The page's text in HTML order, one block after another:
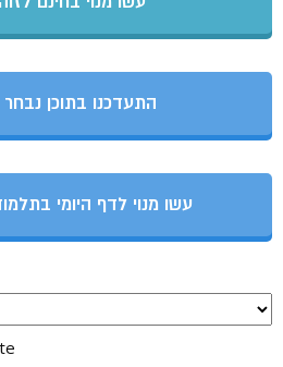
התעדכנו בתוכן
עשו מנוי לדף היומי